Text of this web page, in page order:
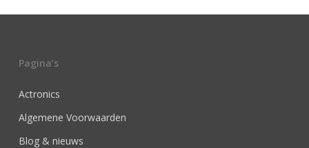
Pagina’s
Actronics
Algemene Voorwaarden
Blog & nieuws